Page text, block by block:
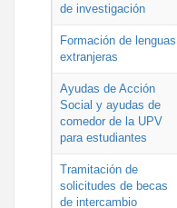
de investigación
Formación de lenguas
extranjeras
Ayudas de Acción
Social y ayudas de
comedor de la UPV
para estudiantes
Tramitación de
solicitudes de becas
de intercambio